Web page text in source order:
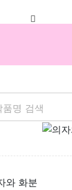
와 화분